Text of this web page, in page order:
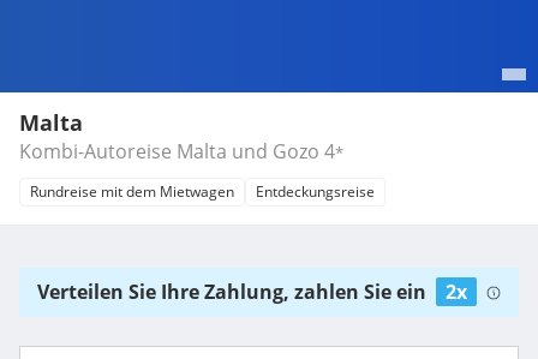
Malta
Kombi-Autoreise Malta und Gozo 4*
Rundreise mit dem Mietwagen Entdeckungsreise
Verteilen Sie Ihre Zahlung, zahlen Sie ein 2x